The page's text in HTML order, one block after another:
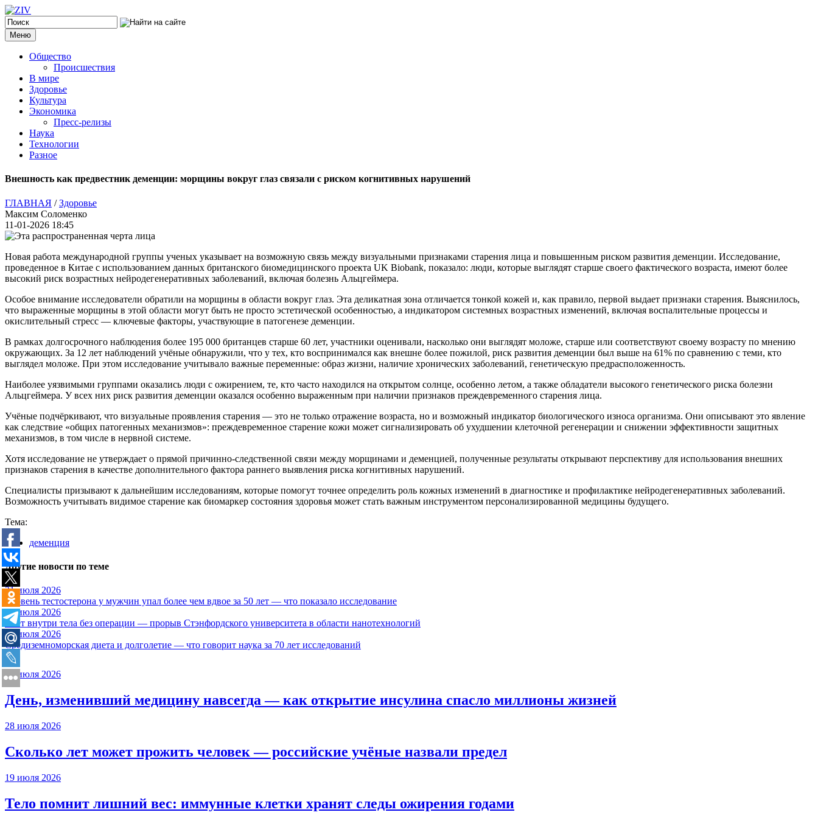
Меню
Общество
Происшествия
В мире
Здоровье
Культура
Экономика
Пресс-релизы
Наука
Технологии
Разное
Внешность как предвестник деменции: морщины вокруг глаз связали с риском когнитивных нарушений
ГЛАВНАЯ /Здоровье
Максим Соломенко
11-01-2026 18:45
Новая работа международной группы ученых указывает на возможную связь между визуальными признаками старения лица и повышенным риском развития деменции. Исследование,
проведенное в Китае с использованием данных британского биомедицинского проекта UK Biobank, показало: люди, которые выглядят старше своего фактического возраста, имеют более
высокий риск возрастных нейродегенеративных заболеваний, включая болезнь Альцгеймера.
Особое внимание исследователи обратили на морщины в области вокруг глаз. Эта деликатная зона отличается тонкой кожей и, как правило, первой выдает признаки старения. Выяснилось,
что выраженные морщины в этой области могут быть не просто эстетической особенностью, а индикатором системных возрастных изменений, включая воспалительные процессы и
окислительный стресс — ключевые факторы, участвующие в патогенезе деменции.
В рамках долгосрочного наблюдения более 195 000 британцев старше 60 лет, участники оценивали, насколько они выглядят моложе, старше или соответствуют своему возрасту по мнению
окружающих. За 12 лет наблюдений учёные обнаружили, что у тех, кто воспринимался как внешне более пожилой, риск развития деменции был выше на 61% по сравнению с теми, кто
выглядел моложе. При этом исследование учитывало важные переменные: образ жизни, наличие хронических заболеваний, генетическую предрасположенность.
Наиболее уязвимыми группами оказались люди с ожирением, те, кто часто находился на открытом солнце, особенно летом, а также обладатели высокого генетического риска болезни
Альцгеймера. У всех них риск развития деменции оказался особенно выраженным при наличии признаков преждевременного старения лица.
Учёные подчёркивают, что визуальные проявления старения — это не только отражение возраста, но и возможный индикатор биологического износа организма. Они описывают это явление
как следствие «общих патогенных механизмов»: преждевременное старение кожи может сигнализировать об ухудшении клеточной регенерации и снижении эффективности защитных
механизмов, в том числе в нервной системе.
Хотя исследование не утверждает о прямой причинно-следственной связи между морщинами и деменцией, полученные результаты открывают перспективу для использования внешних
признаков старения в качестве дополнительного фактора раннего выявления риска когнитивных нарушений.
Специалисты призывают к дальнейшим исследованиям, которые помогут точнее определить роль кожных изменений в диагностике и профилактике нейродегенеративных заболеваний.
Возможность учитывать видимое старение как биомаркер состояния здоровья может стать важным инструментом персонализированной медицины будущего.
Тема:
деменция
Другие новости по теме
31 июля 2026
Уровень тестостерона у мужчин упал более чем вдвое за 50 лет — что показало исследование
30 июля 2026
Свет внутри тела без операции — прорыв Стэнфордского университета в области нанотехнологий
29 июля 2026
Средиземноморская диета и долголетие — что говорит наука за 70 лет исследований
28 июля 2026
День, изменивший медицину навсегда — как открытие инсулина спасло миллионы жизней
28 июля 2026
Сколько лет может прожить человек — российские учёные назвали предел
19 июля 2026
Тело помнит лишний вес: иммунные клетки хранят следы ожирения годами